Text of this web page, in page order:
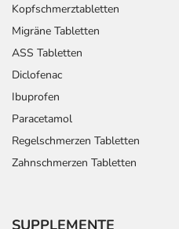
Kopfschmerztabletten
Migräne Tabletten
ASS Tabletten
Diclofenac
Ibuprofen
Paracetamol
Regelschmerzen Tabletten
Zahnschmerzen Tabletten
SUPPLEMENTE